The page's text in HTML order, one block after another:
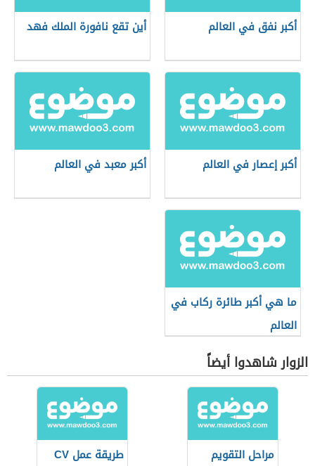
أكبر نفق في العالم أين تقع نافورة الملك فهد
أكبر إعصار في العالم أكبر معبد في العالم
ما هي أكبر طائرة ركاب في
العالم
الزوار شاهدوا أيضاً
مراحل التقويم
طريقة عمل CV